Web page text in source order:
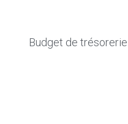
Budget de